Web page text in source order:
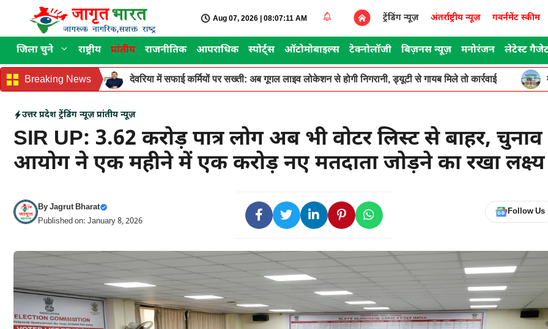
content
Aug 07, 2026 | 08:07:11 AM ट्रेंडिंग न्यूज़ अंतर्राष्ट्रीय न्यूज़ गवर्नमेंट स्कीम
जिला चुने राष्ट्रीय प्रांतीय राजनीतिक आपराधिक स्पोर्ट्स ऑटोमोबाइल्स टेक्नोलॉजी बिज़नस न्यूज़ मनोरंजन लेटेस्ट
Breaking News देवरिया में सफाई कर्मियों पर सख्ती: अब गूगल लाइव लोकेशन से होगी निगरानी, ड्यूटी से गायब मिले तो कार्रवाई
उत्तर प्रदेश ट्रेंडिंग न्यूज़ प्रांतीय न्यूज़
SIR UP: 3.62 करोड़ पात्र लोग अब भी वोटर लिस्ट से बाहर, चुनाव
आयोग ने एक महीने में एक करोड़ नए मतदाता जोड़ने का रखा लक्ष्य
ByJagrut Bharat
Published on: January 8, 2026
Follow Us